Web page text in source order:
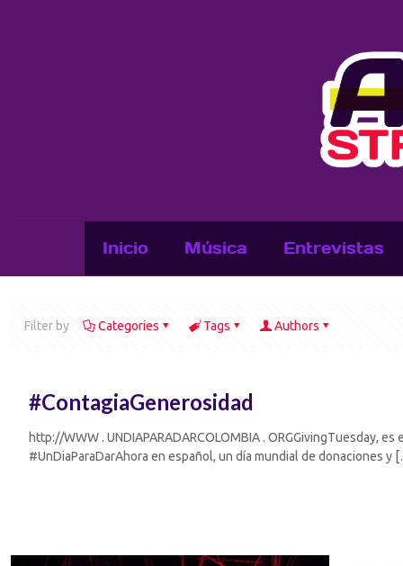
Inicio Música Entrevistas
Filter by Categories Tags Authors
#ContagiaGenerosidad
http://WWW . UNDIAPARADARCOLOMBIA . ORGGivingTuesday,
#UnDiaParaDarAhora en español, un día mundial de donaciones y